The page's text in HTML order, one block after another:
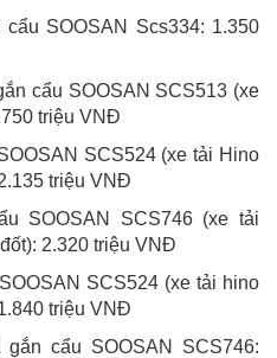
SOOSAN Scs334: 1.350
cẩu SOOSAN SCS513 (xe
triệu VNĐ
SCS524 (xe tải Hino
triệu VNĐ
SOOSAN SCS746 (xe tải
2.320 triệu VNĐ
SCS524 (xe tải hino
triệu VNĐ
cẩu SOOSAN SCS746: